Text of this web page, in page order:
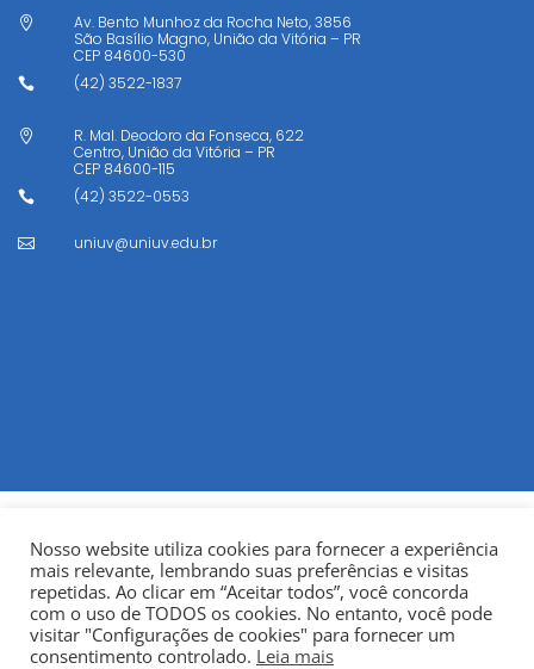

Av. Bento Munhoz da Rocha Neto, 3856
São Basílio Magno, União da Vitória – PR
CEP 84600-530
 (42) 3522-1837

R. Mal. Deodoro da Fonseca, 622
Centro, União da Vitória – PR
CEP 84600-115
 (42) 3522-0553
 uniuv@uniuv.edu.br
© Copyright 2022Fundação Municipal Centro Universitário
Nosso website utiliza cookies para fornecer a experiência
mais relevante, lembrando suas preferências e visitas
repetidas. Ao clicar em “Aceitar todos”, você concorda
com o uso de TODOS os cookies. No entanto, você pode
visitar "Configurações de cookies" para fornecer um
consentimento controlado. Leia mais